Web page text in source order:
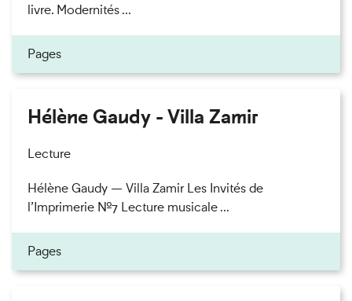
livre. Modernités ...
Pages
Hélène Gaudy - Villa Zamir
Lecture
Hélène Gaudy — Villa Zamir Les Invités de
l’Imprimerie n°7 Lecture musicale ...
Pages